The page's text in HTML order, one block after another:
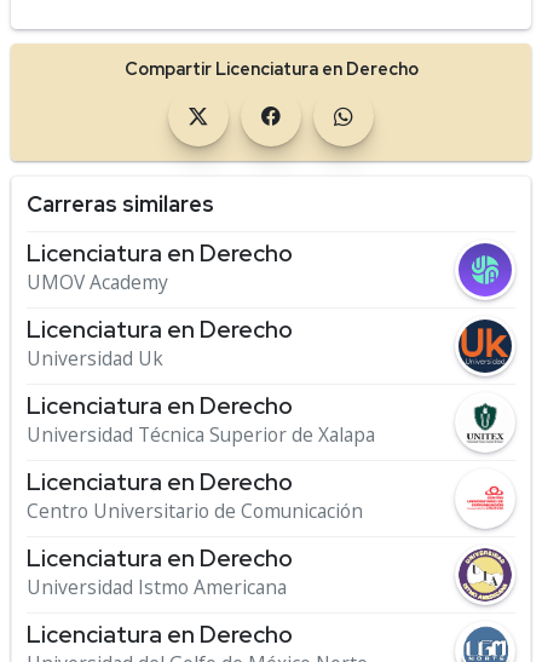
Compartir Licenciatura en Derecho
Carreras similares
Licenciatura en Derecho
UMOV Academy
Licenciatura en Derecho
Universidad Uk
Licenciatura en Derecho
Universidad Técnica Superior de Xalapa
Licenciatura en Derecho
Centro Universitario de Comunicación
Licenciatura en Derecho
Universidad Istmo Americana
Licenciatura en Derecho